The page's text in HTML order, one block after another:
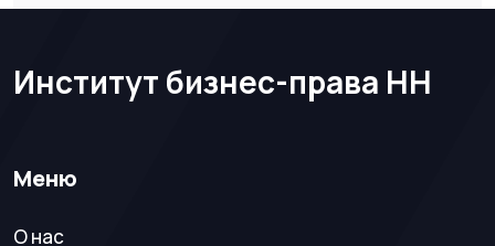
Институт бизнес-права НН
Меню
О нас